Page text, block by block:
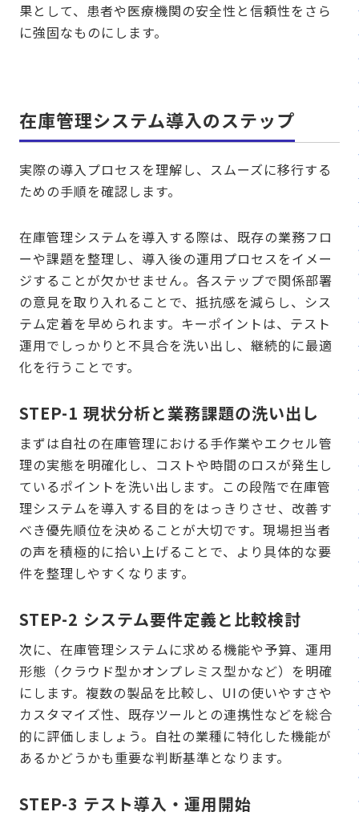
果として、患者や医療機関の安全性と信頼性をさら
に強固なものにします。
在庫管理システム導入のステップ
実際の導入プロセスを理解し、スムーズに移行する
ための手順を確認します。
在庫管理システムを導入する際は、既存の業務フロ
ーや課題を整理し、導入後の運用プロセスをイメー
ジすることが欠かせません。各ステップで関係部署
の意見を取り入れることで、抵抗感を減らし、シス
テム定着を早められます。キーポイントは、テスト
運用でしっかりと不具合を洗い出し、継続的に最適
化を行うことです。
STEP-1 現状分析と業務課題の洗い出し
まずは自社の在庫管理における手作業やエクセル管
理の実態を明確化し、コストや時間のロスが発生し
ているポイントを洗い出します。この段階で在庫管
理システムを導入する目的をはっきりさせ、改善す
べき優先順位を決めることが大切です。現場担当者
の声を積極的に拾い上げることで、より具体的な要
件を整理しやすくなります。
STEP-2 システム要件定義と比較検討
次に、在庫管理システムに求める機能や予算、運用
形態（クラウド型かオンプレミス型かなど）を明確
にします。複数の製品を比較し、UIの使いやすさや
カスタマイズ性、既存ツールとの連携性などを総合
的に評価しましょう。自社の業種に特化した機能が
あるかどうかも重要な判断基準となります。
STEP-3 テスト導入・運用開始